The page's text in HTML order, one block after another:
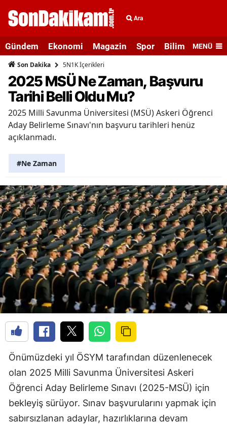
Ara
Gündem Ekonomi Magazin Spor Bilim veMENÜ
Son Dakika 5N1K İçerikleri
2025 MSÜ Ne Zaman, Başvuru
Tarihi Belli Oldu Mu?
2025 Milli Savunma Üniversitesi (MSÜ) Askeri Öğrenci
Aday Belirleme Sınavı'nın başvuru tarihleri henüz
açıklanmadı.
#Ne Zaman
Önümüzdeki yıl ÖSYM tarafından düzenlenecek
olan 2025 Milli Savunma Üniversitesi Askeri
Öğrenci Aday Belirleme Sınavı (2025-MSÜ) için
bekleyiş sürüyor. Sınav başvurularını yapmak için
sabırsızlanan adaylar, hazırlıklarına devam